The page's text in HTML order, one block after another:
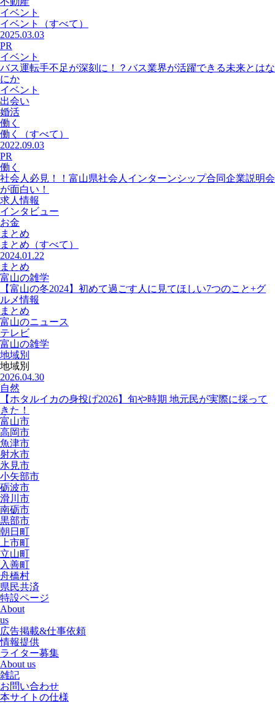
イベント
イベント
（すべて）
2025.03.03
PR
イベント
バス運転手不足が深刻に！？バス業界が活躍できる未来とはな
にか
イベント
出会い
婚活
働く
働く
（すべて）
2022.09.03
PR
働く
社会人必見！！富山県社会人インターンシップ合同企業説明会
が面白い！
求人情報
インタビュー
お金
まとめ
まとめ （すべて）
2024.01.22
まとめ
富山の雑学
【富山の冬2024】初めて過ごす人に見てほしい7つのこと+グ
ルメ情報
まとめ
富山のニュース
テレビ
富山の雑学
地域別
地域別
2026.04.30
自然
【ホタルイカの身投げ2026】旬や時期 地元民が実際に採って
きた！
富山市
高岡市
魚津市
射水市
氷見市
小矢部市
砺波市
滑川市
南砺市
黒部市
朝日町
上市町
立山町
入善町
舟橋村
県民共済
特設ページ
About
us
広告掲載&仕事依頼
情報提供
ライター募集
About us
雑記
お問い合わせ
本サイトの仕様